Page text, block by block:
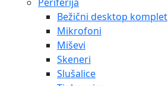
Bežični desktop komplet
Mikrofoni
Miševi
Skeneri
Slušalice